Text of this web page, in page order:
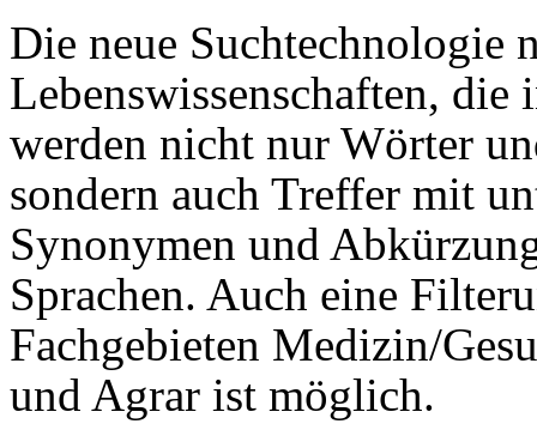
Die neue Suchtechnologie
Lebenswissenschaften,
werden nicht nur Wörter
sondern auch Treffer mit
Synonymen und
Sprachen. Auch eine
Fachgebieten Medizin/
und Agrar ist möglich.